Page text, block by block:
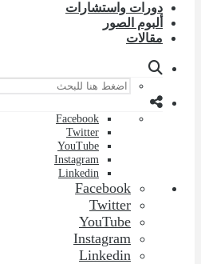
دورات واستشارات
ألبوم الصور
مقالات
Facebook
Twitter
YouTube
Instagram
Linkedin
Facebook
Twitter
YouTube
Instagram
Linkedin